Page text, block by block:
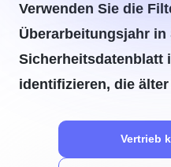
Verwenden Sie die
Überarbeitungsjahr in
Sicherheitsdatenblatt
identifizieren, die
Vertrieb